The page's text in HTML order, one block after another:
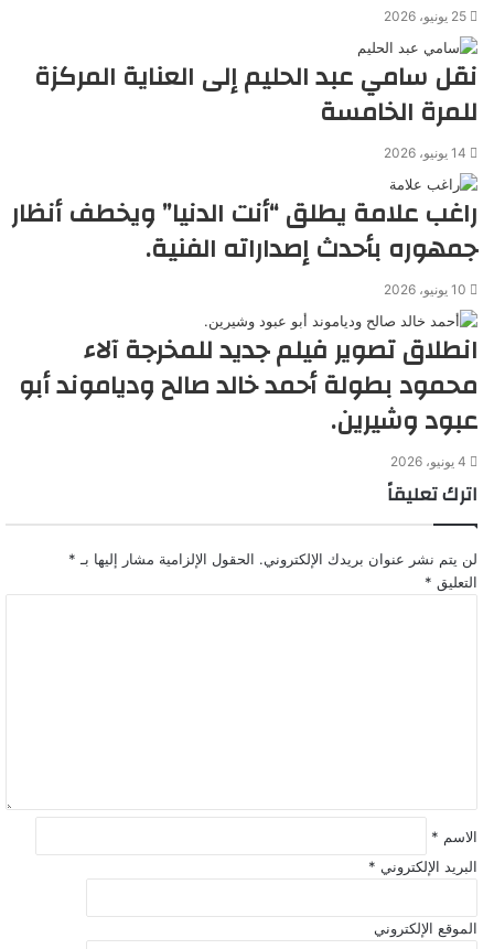
25 يونيو، 2026
نقل سامي عبد الحليم إلى العناية المركزة
للمرة الخامسة
14 يونيو، 2026
راغب علامة يطلق “أنت الدنيا” ويخطف أنظار
جمهوره بأحدث إصداراته الفنية.
10 يونيو، 2026
انطلاق تصوير فيلم جديد للمخرجة آلاء
محمود بطولة أحمد خالد صالح ودياموند أبو
عبود وشيرين.
4 يونيو، 2026
اترك تعليقاً
لن يتم نشر عنوان بريدك الإلكتروني. الحقول الإلزامية مشار إليها بـ *
التعليق *
الاسم *
البريد الإلكتروني *
الموقع الإلكتروني